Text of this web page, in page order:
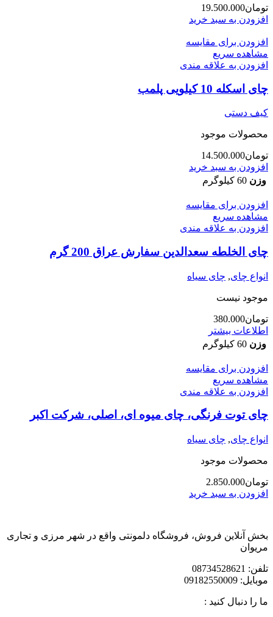
تومان19.500.000
افزودن به سبد خرید
افزودن برای مقایسه
مشاهده سریع
افزودن به علاقه مندی
چای اسکله 10 کیلویی پلمب
کیف دستی
محصولات موجود
تومان14.500.000
افزودن به سبد خرید
وزن 60 کیلوگرم
افزودن برای مقایسه
مشاهده سریع
افزودن به علاقه مندی
چای الخلطه سعدالدین سفارش عراق 200 گرم
انواع چای, چای سیاه
موجود نیست
تومان380.000
اطلاعات بیشتر
وزن 60 کیلوگرم
افزودن برای مقایسه
مشاهده سریع
افزودن به علاقه مندی
چای توت فرنگی، چای میوه ای، اصلی، شرکت اکبر
انواع چای, چای سیاه
محصولات موجود
تومان2.850.000
افزودن به سبد خرید
بخش آنلاین فروش، فروشگاه دلمونتی واقع در شهر مرزی و تجاری
مریوان
تلفن: 08734528621
موبایل: 09182550009
ما را دنبال کنید :